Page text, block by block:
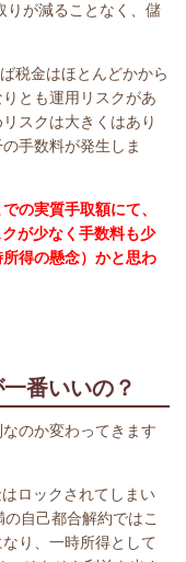
が減ることなく、儲
税金はほとんどかから
とも運用リスクがあ
スクは大きくはあり
手数料が発生しま
の実質手取額にて、
が少なく手数料も少
所得の懸念）かと思わ
番いいの？
のか変わってきます
ロックされてしまい
自己都合解約ではこ
り、一時所得として